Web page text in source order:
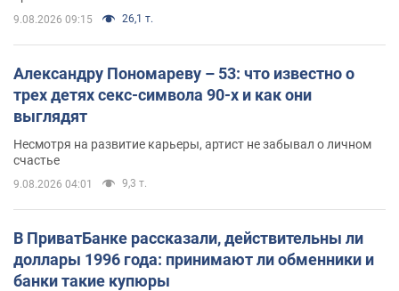
9.08.2026 09:15 26,1 т.
Александру Пономареву – 53: что известно о
трех детях секс-символа 90-х и как они
выглядят
Несмотря на развитие карьеры, артист не забывал о личном
счастье
9.08.2026 04:01 9,3 т.
В ПриватБанке рассказали, действительны ли
доллары 1996 года: принимают ли обменники и
банки такие купюры